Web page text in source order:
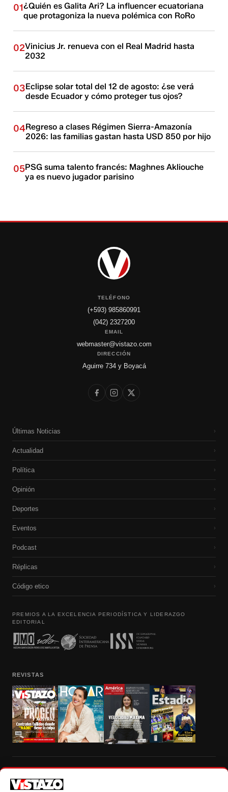
01¿Quién es Galita Ari? La influencer ecuatoriana
que protagoniza la nueva polémica con RoRo
02Vinicius Jr. renueva con el Real Madrid hasta
2032
03Eclipse solar total del 12 de agosto: ¿se verá
desde Ecuador y cómo proteger tus ojos?
04Regreso a clases Régimen Sierra-Amazonía
2026: las familias gastan hasta USD 850 por hijo
05PSG suma talento francés: Maghnes Akliouche
ya es nuevo jugador parisino
TELÉFONO
(+593) 985860991
(042) 2327200
EMAIL
webmaster@vistazo.com
DIRECCIÓN
Aguirre 734 y Boyacá
Últimas Noticias ›
Actualidad ›
Política ›
Opinión ›
Deportes ›
Eventos ›
Podcast ›
Réplicas ›
Código etico ›
PREMIOS A LA EXCELENCIA PERIODÍSTICA Y LIDERAZGO
EDITORIAL
REVISTAS
autorización escrita de su titular, de todos los contenidos de Vistazo.com.